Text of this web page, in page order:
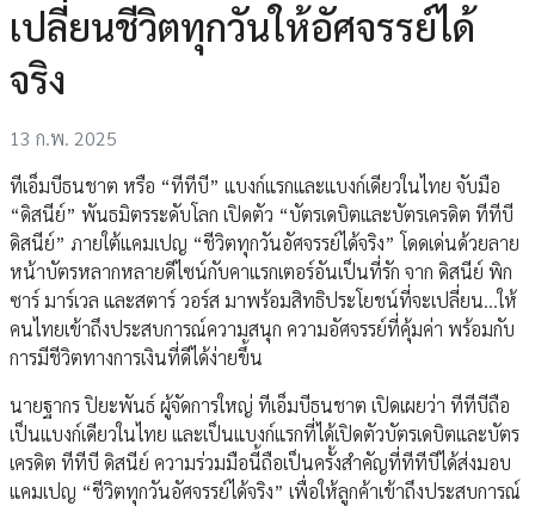
เปลี่ยนชีวิตทุกวันให้อัศจรรย์ได้
จริง
13 ก.พ. 2025
ทีเอ็มบีธนชาต หรือ “ทีทีบี” แบงก์แรกและแบงก์เดียวในไทย จับมือ
“ดิสนีย์” พันธมิตรระดับโลก เปิดตัว “บัตรเดบิตและบัตรเครดิต ทีทีบี
ดิสนีย์” ภายใต้แคมเปญ “ชีวิตทุกวันอัศจรรย์ได้จริง” โดดเด่นด้วยลาย
หน้าบัตรหลากหลายดีไซน์กับคาแรกเตอร์อันเป็นที่รัก จาก ดิสนีย์ พิก
ซาร์ มาร์เวล และสตาร์ วอร์ส มาพร้อมสิทธิประโยชน์ที่จะเปลี่ยน…ให้
คนไทยเข้าถึงประสบการณ์ความสนุก ความอัศจรรย์ที่คุ้มค่า พร้อมกับ
การมีชีวิตทางการเงินที่ดีได้ง่ายขึ้น
นายฐากร ปิยะพันธ์ ผู้จัดการใหญ่ ทีเอ็มบีธนชาต เปิดเผยว่า ทีทีบีถือ
เป็นแบงก์เดียวในไทย และเป็นแบงก์แรกที่ได้เปิดตัวบัตรเดบิตและบัตร
เครดิต ทีทีบี ดิสนีย์ ความร่วมมือนี้ถือเป็นครั้งสำคัญที่ทีทีบีได้ส่งมอบ
แคมเปญ “ชีวิตทุกวันอัศจรรย์ได้จริง” เพื่อให้ลูกค้าเข้าถึงประสบการณ์